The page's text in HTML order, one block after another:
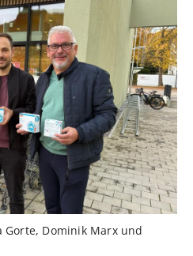
Dominik Marx und